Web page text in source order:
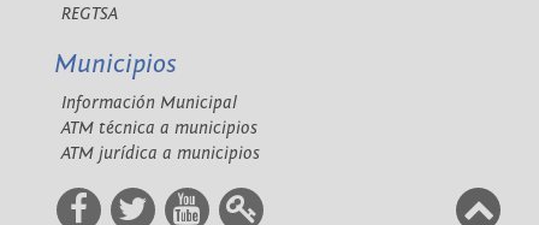
REGTSA
Municipios
Información Municipal
ATM técnica a municipios
ATM jurídica a municipios